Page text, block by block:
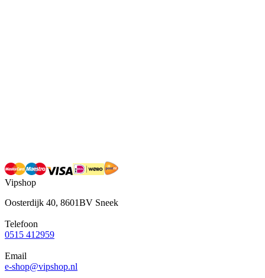
Vipshop
Oosterdijk 40, 8601BV Sneek
Telefoon
0515 412959
Email
e-shop@vipshop.nl